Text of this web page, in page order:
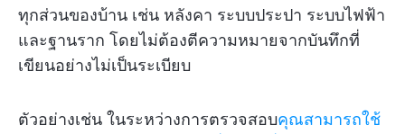
ทุกส่วนของบ้าน เช่น หลังคา ระบบประปา ระบบไฟฟ้า
และฐานราก โดยไม่ต้องตีความหมายจากบันทึกที่
เขียนอย่างไม่เป็นระเบียบ
ตัวอย่างเช่น ในระหว่างการตรวจสอบคุณสามารถใช้